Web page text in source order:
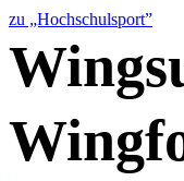
zu „Hochschulsport”